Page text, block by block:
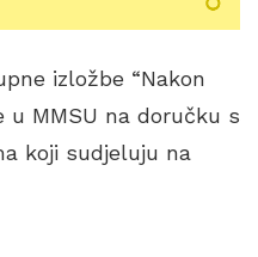
izložbe “Nakon
u MMSU na doručku s
koji sudjeluju na